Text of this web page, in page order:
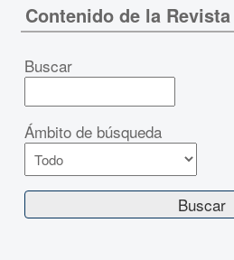
Contenido de la Revista
Buscar
Ámbito de búsqueda